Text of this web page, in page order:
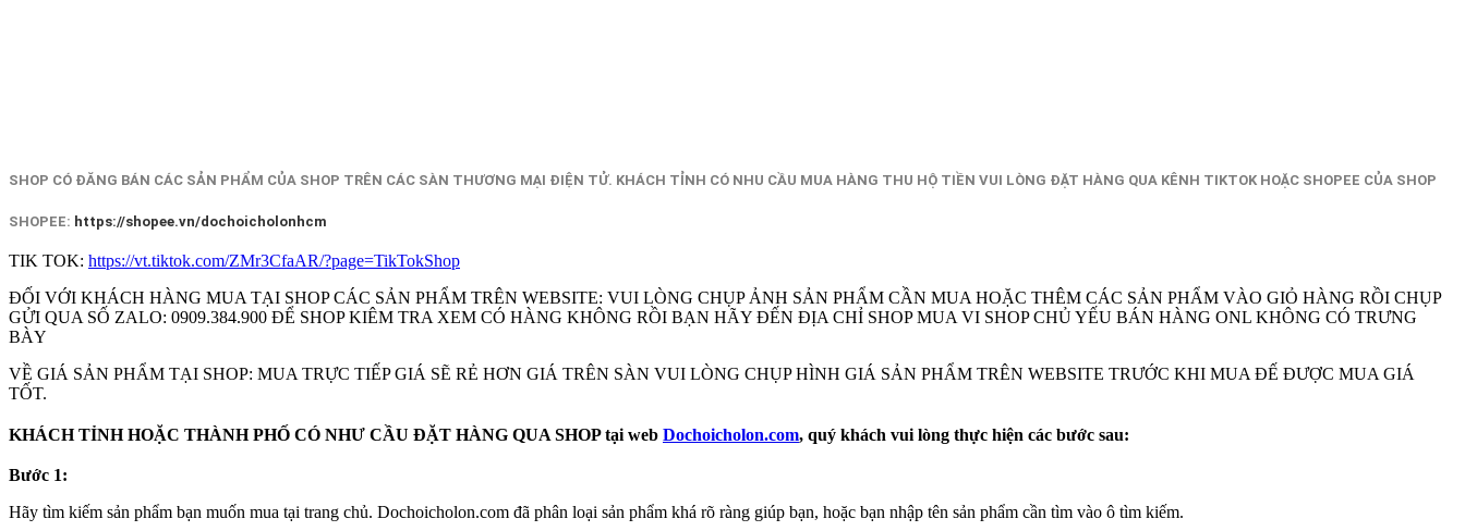
SHOP CÓ ĐĂNG BÁN CÁC SẢN PHẨM CỦA SHOP TRÊN CÁC SÀN THƯƠNG MẠI ĐIỆN TỬ. KHÁCH TỈNH CÓ NHU CẦU MUA HÀNG THU HỘ TIỀN VUI LÒNG ĐẶT HÀNG QUA KÊNH TIKTOK HOẶC SHOPEE CỦA SHOP
SHOPEE: https://shopee.vn/dochoicholonhcm
TIK TOK: https://vt.tiktok.com/ZMr3CfaAR/?page=TikTokShop
ĐỐI VỚI KHÁCH HÀNG MUA TẠI SHOP CÁC SẢN PHẨM TRÊN WEBSITE: VUI LÒNG CHỤP ẢNH SẢN PHẨM CẦN MUA HOẶC THÊM CÁC SẢN PHẨM VÀO GIỎ HÀNG RỒI CHỤP
GỬI QUA SỐ ZALO: 0909.384.900 ĐỂ SHOP KIÊM TRA XEM CÓ HÀNG KHÔNG RỒI BẠN HÃY ĐẾN ĐỊA CHỈ SHOP MUA VI SHOP CHỦ YẾU BÁN HÀNG ONL KHÔNG CÓ TRƯNG
BÀY
VỀ GIÁ SẢN PHẨM TẠI SHOP: MUA TRỰC TIẾP GIÁ SẼ RẺ HƠN GIÁ TRÊN SÀN VUI LÒNG CHỤP HÌNH GIÁ SẢN PHẨM TRÊN WEBSITE TRƯỚC KHI MUA ĐẾ ĐƯỢC MUA GIÁ
TỐT.
KHÁCH TỈNH HOẶC THÀNH PHỐ CÓ NHƯ CẦU ĐẶT HÀNG QUA SHOP tại web Dochoicholon.com, quý khách vui lòng thực hiện các bước sau:
Bước 1:
Hãy tìm kiếm sản phẩm bạn muốn mua tại trang chủ. Dochoicholon.com đã phân loại sản phẩm khá rõ ràng giúp bạn, hoặc bạn nhập tên sản phẩm cần tìm vào ô tìm kiếm.